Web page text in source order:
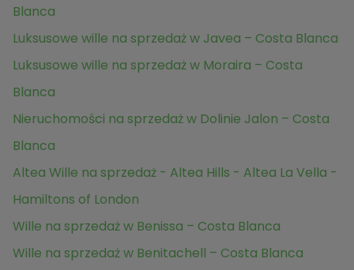
Blanca
Luksusowe wille na sprzedaż w Javea – Costa Blanca
Luksusowe wille na sprzedaż w Moraira – Costa
Blanca
Nieruchomości na sprzedaż w Dolinie Jalon – Costa
Blanca
Altea Wille na sprzedaż - Altea Hills - Altea La Vella -
Hamiltons of London
Wille na sprzedaż w Benissa – Costa Blanca
Wille na sprzedaż w Benitachell – Costa Blanca